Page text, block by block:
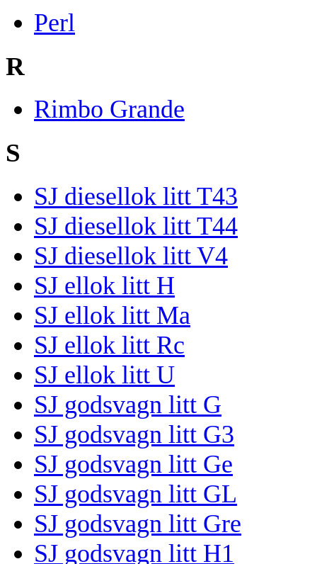
Perl
R
Rimbo Grande
S
SJ diesellok litt T43
SJ diesellok litt T44
SJ diesellok litt V4
SJ ellok litt H
SJ ellok litt Ma
SJ ellok litt Rc
SJ ellok litt U
SJ godsvagn litt G
SJ godsvagn litt G3
SJ godsvagn litt Ge
SJ godsvagn litt GL
SJ godsvagn litt Gre
SJ godsvagn litt H1